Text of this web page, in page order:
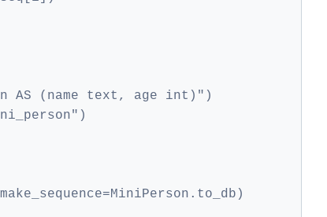
AS (name text, age int)")